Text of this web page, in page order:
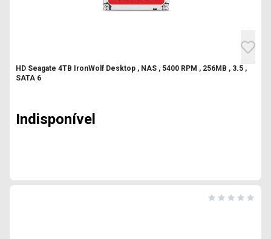
HD Seagate 4TB IronWolf Desktop , NAS , 5400 RPM , 256MB , 3.5 ,
SATA 6
Indisponível